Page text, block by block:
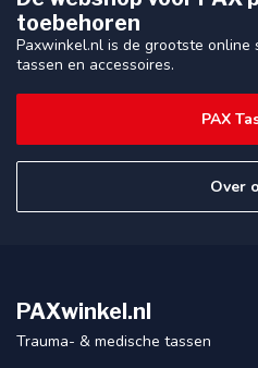
toebehoren
Paxwinkel.nl is de grootste online
tassen en accessoires.
PAX
Over
PAXwinkel.nl
Trauma- & medische tassen